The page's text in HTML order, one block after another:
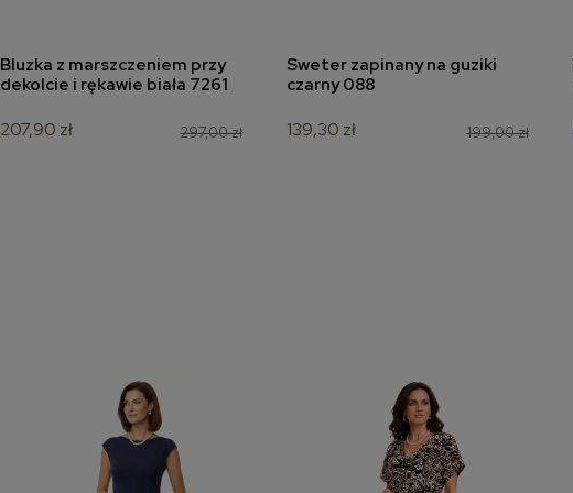
dodaj do koszyka
Bluzka z marszczeniem przy
dekolcie i rękawie biała 7261
297,00 zł
207,90 zł
dodaj do koszyka
Sweter zapinany na guziki
czarny 088
199,00 zł
139,30 zł